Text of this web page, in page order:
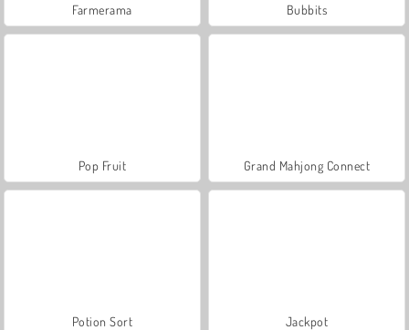
Farmerama Bubbits
Pop Fruit Grand Mahjong Connect
Potion Sort Jackpot